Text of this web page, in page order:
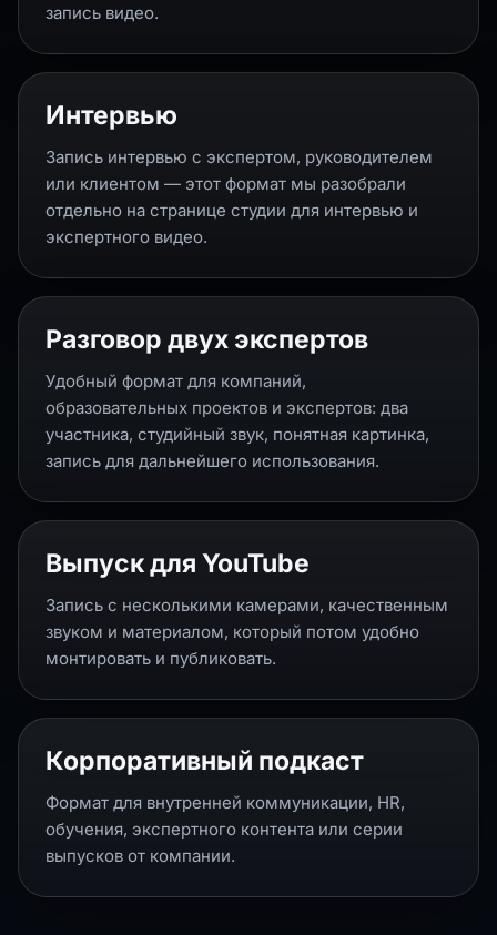
запись видео.
Интервью
Запись интервью с экспертом, руководителем
или клиентом — этот формат мы разобрали
отдельно на странице студии для интервью и
экспертного видео.
Разговор двух экспертов
Удобный формат для компаний,
образовательных проектов и экспертов: два
участника, студийный звук, понятная картинка,
запись для дальнейшего использования.
Выпуск для YouTube
Запись с несколькими камерами, качественным
звуком и материалом, который потом удобно
монтировать и публиковать.
Корпоративный подкаст
Формат для внутренней коммуникации, HR,
обучения, экспертного контента или серии
выпусков от компании.